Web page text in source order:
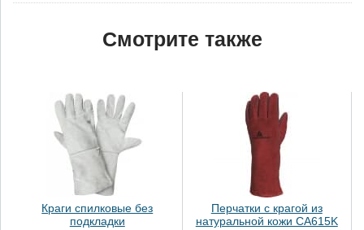
Смотрите также
Краги спилковые без
подкладки
Перчатки с крагой из
натуральной кожи CA615K